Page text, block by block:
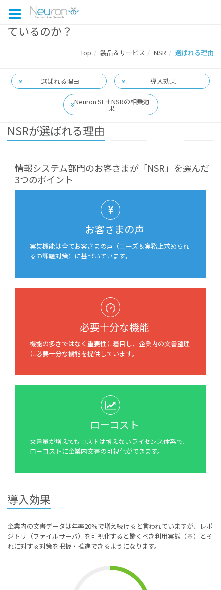
Neuron Smart Repositoryがなぜ選ばれ
ているのか？
Top 製品＆サービス NSR 選ばれる理由
選ばれる理由 導入効果
Neuron SE＋NSRの相乗効
果
NSRが選ばれる理由
情報システム部門のお客さまが「NSR」を選んだ
3つのポイント
お客さまの声
実装機能は全てお客さまの声（ニーズ＆実務上求められ
るの課題対策）に基づいています。
必要十分な機能
機能の多さではなく重要性に着目し、企業内の文書整理
に必要十分な機能を提供しています。
ローコスト
文書量が増えてもコストは増えないライセンス体系で、
ローコストに企業内文書の可視化ができます。
導入効果
企業内の文書データは年率20%で増え続けると言われていますが、レポ
ジトリ（ファイルサーバ）を可視化すると驚くべき利用実態（※）とそ
れに対する対策を把握・推進できるようになります。